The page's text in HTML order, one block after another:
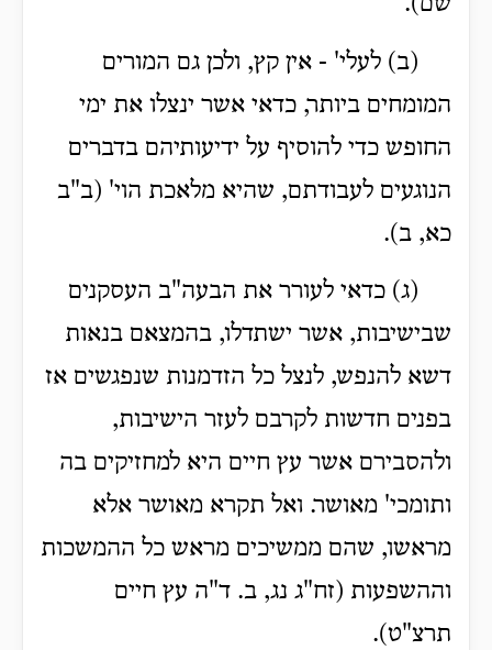
שם).
(ב) לעלי' - אין קץ, ולכן גם המורים
המומחים ביותר, כדאי אשר ינצלו את ימי
החופש כדי להוסיף על ידיעותיהם בדברים
הנוגעים לעבודתם, שהיא מלאכת הוי' (ב"ב
כא, ב).
(ג) כדאי לעורר את הבעה"ב העסקנים
שבישיבות, אשר ישתדלו, בהמצאם בנאות
דשא להנפש, לנצל כל הזדמנות שנפגשים אז
בפנים חדשות לקרבם לעזר הישיבות,
ולהסבירם אשר עץ חיים היא למחזיקים בה
ותומכי' מאושר. ואל תקרא מאושר אלא
מראשו, שהם ממשיכים מראש כל ההמשכות
וההשפעות (זח"ג נג, ב. ד"ה עץ חיים
תרצ"ט).